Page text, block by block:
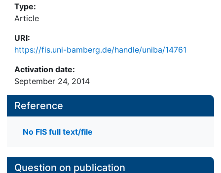
Type:
Article
URI:
https://fis.uni-bamberg.de/handle/uniba/14761
Activation date:
September 24, 2014
Reference
No FIS full text/file
Question on publication